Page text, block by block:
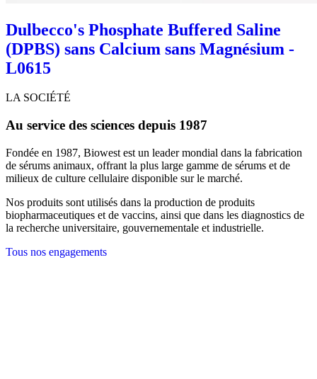
Dulbecco's Phosphate Buffered Saline
(DPBS) sans Calcium sans Magnésium -
L0615
LA SOCIÉTÉ
Au service des sciences depuis 1987
Fondée en 1987, Biowest est un leader mondial dans la fabrication
de sérums animaux, offrant la plus large gamme de sérums et de
milieux de culture cellulaire disponible sur le marché.
Nos produits sont utilisés dans la production de produits
biopharmaceutiques et de vaccins, ainsi que dans les diagnostics de
la recherche universitaire, gouvernementale et industrielle.
Tous nos engagements